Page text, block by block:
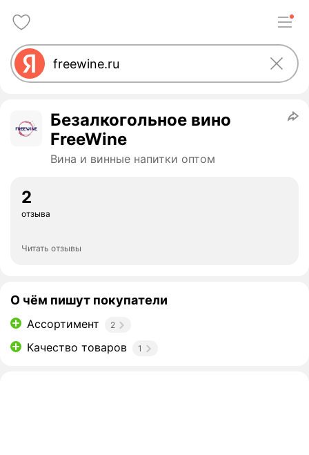
Безалкогольное вино
FreeWine
Вина и винные напитки оптом
2
отзыва
Читать отзывы
О чём пишут покупатели
Ассортимент 2
Качество товаров 1